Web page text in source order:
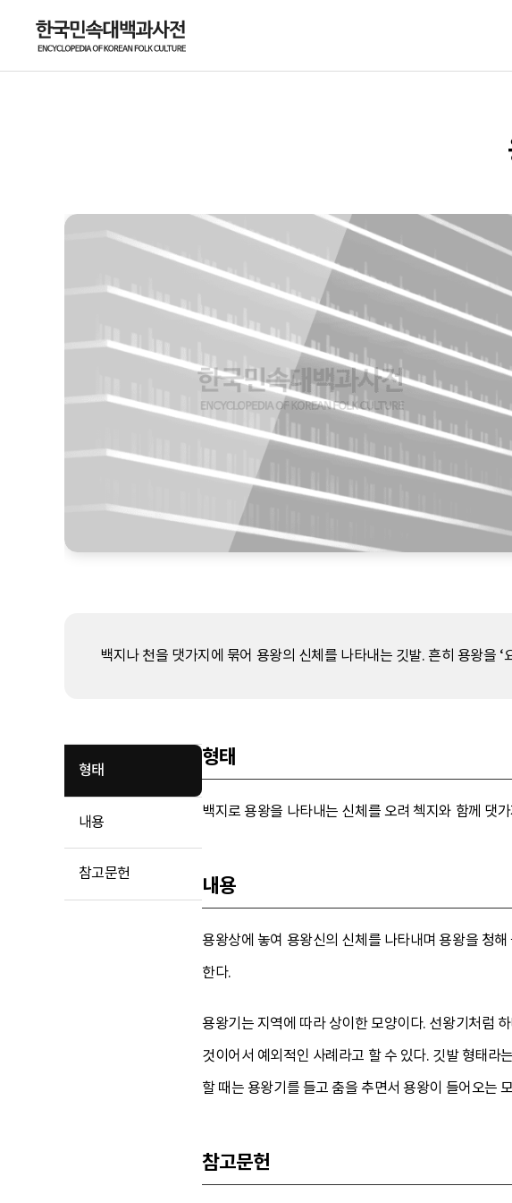
백지나 천을 댓가지에 묶어 용왕의 신체를 나타내는 깃발. 흔히 용왕을
형태
내용
참고문헌
형태
백지로 용왕을 나타내는 신체를 오려 첵지와 함께 댓
내용
용왕상에 놓여 용왕신의 신체를 나타내며 용왕을 청
한다.
용왕기는 지역에 따라 상이한 모양이다. 선왕기처럼
것이어서 예외적인 사례라고 할 수 있다. 깃발 형태라
할 때는 용왕기를 들고 춤을 추면서 용왕이 들어오는
참고문헌